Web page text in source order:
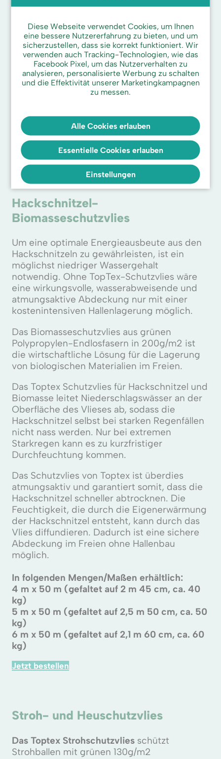
Abdeckung von Stallmist bestens geeignet,
weil das Vlies den behördlichen
Anforderungen entspricht sowie
Sickerwasserbildung und Nährstoffverluste
minimiert werden.
5 x 50 m
6 x 50 m
Jetzt bestellen
Hackschnitzel-
Biomasseschutzvlies
Um eine optimale Energieausbeute aus den
Hackschnitzeln zu gewährleisten, ist ein
möglichst niedriger Wassergehalt
notwendig. Ohne TopTex-Schutzvlies wäre
eine wirkungsvolle, wasserabweisende und
atmungsaktive Abdeckung nur mit einer
kostenintensiven Hallenlagerung möglich.
Das Biomasseschutzvlies aus grünen
Polypropylen-Endlosfasern in 200g/m2 ist
die wirtschaftliche Lösung für die Lagerung
von biologischen Materialien im Freien.
Das Toptex Schutzvlies für Hackschnitzel und
Biomasse leitet Niederschlagswässer an der
Oberfläche des Vlieses ab, sodass die
Hackschnitzel selbst bei starken Regenfällen
nicht nass werden. Nur bei extremen
Starkregen kann es zu kurzfristiger
Durchfeuchtung kommen.
Das Schutzvlies von Toptex ist überdies
atmungsaktiv und garantiert somit, dass die
Hackschnitzel schneller abtrocknen. Die
Feuchtigkeit, die durch die Eigenerwärmung
der Hackschnitzel entsteht, kann durch das
Vlies diffundieren. Dadurch ist eine sichere
Abdeckung im Freien ohne Hallenbau
möglich.
In folgenden Mengen/Maßen erhältlich:
4 m x 50 m (gefaltet auf 2 m 45 cm, ca. 40
kg)
5 m x 50 m (gefaltet auf 2,5 m 50 cm, ca. 50
kg)
6 m x 50 m (gefaltet auf 2,1 m 60 cm, ca. 60
kg)
Jetzt bestellen
Stroh- und Heuschutzvlies
Das Toptex Strohschutzvlies schützt
Strohballen mit grünen 130g/m2
Diese Webseite verwendet Cookies, um Ihnen
eine bessere Nutzererfahrung zu bieten, und um
sicherzustellen, dass sie korrekt funktioniert. Wir
verwenden auch Tracking-Technologien, wie das
Facebook Pixel, um das Nutzerverhalten zu
analysieren, personalisierte Werbung zu schalten
und die Effektivität unserer Marketingkampagnen
zu messen.
Alle Cookies erlauben
Essentielle Cookies erlauben
Einstellungen